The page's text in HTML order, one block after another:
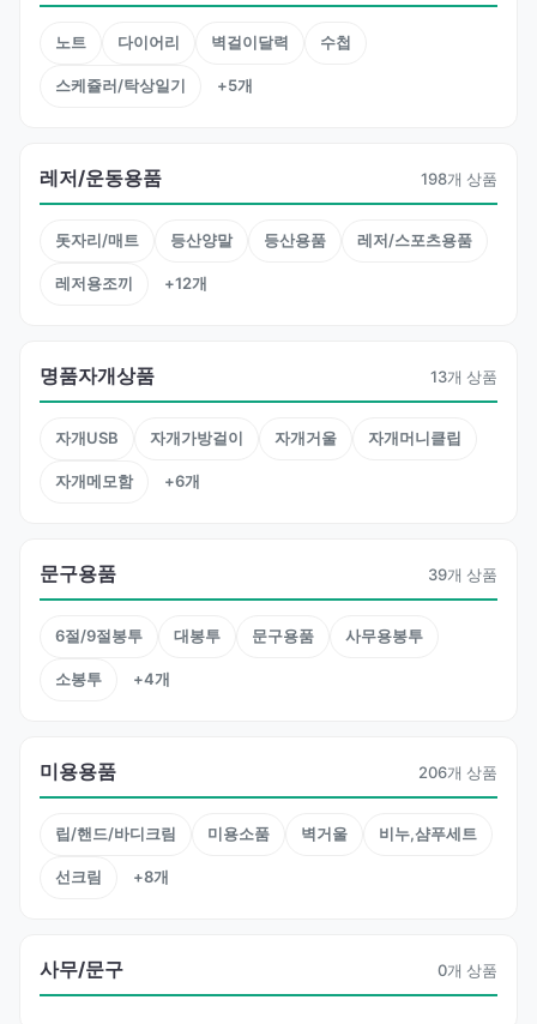
노트 다이어리 벽걸이달력 수첩
스케쥴러/탁상일기 +5개
레저/운동용품 198개 상품
돗자리/매트 등산양말 등산용품 레저/스포츠용품
레저용조끼 +12개
명품자개상품 13개 상품
자개USB 자개가방걸이 자개거울 자개머니클립
자개메모함 +6개
문구용품 39개 상품
6절/9절봉투 대봉투 문구용품 사무용봉투
소봉투 +4개
미용용품 206개 상품
립/핸드/바디크림 미용소품 벽거울 비누,샴푸세트
선크림 +8개
사무/문구 0개 상품